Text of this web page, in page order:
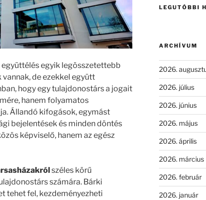
együttélés egyik legösszetettebb
de ezekkel együtt
hogy egy tulajdonostárs a jogait
hanem folyamatos
Állandó kifogások, egymást
bejelentések és minden döntés
képviselő, hanem az egész
széles körű
számára. Bárki
tehet fel, kezdeményezheti
LEGUTÓBBI
ARCHÍVUM
2026.
2026. július
2026. június
2026. május
2026. április
2026. március
2026. február
2026. január